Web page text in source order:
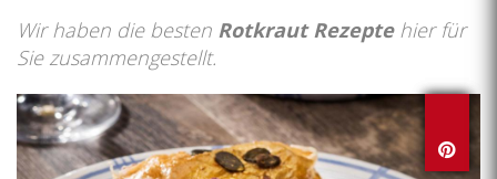
Wir haben die besten Rotkraut Rezeptehier für
Sie zusammengestellt.